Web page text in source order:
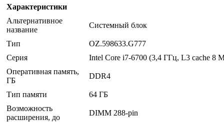
Характеристики
Альтернативное
название
Системный блок
Тип
OZ.598633.G777
Серия
Intel Core i7-6700 (3,4 ГГц, L3 cache 8
Оперативная память,
ГБ
DDR4
Тип памяти
64 ГБ
Возможность
расширения, до
DIMM 288-pin